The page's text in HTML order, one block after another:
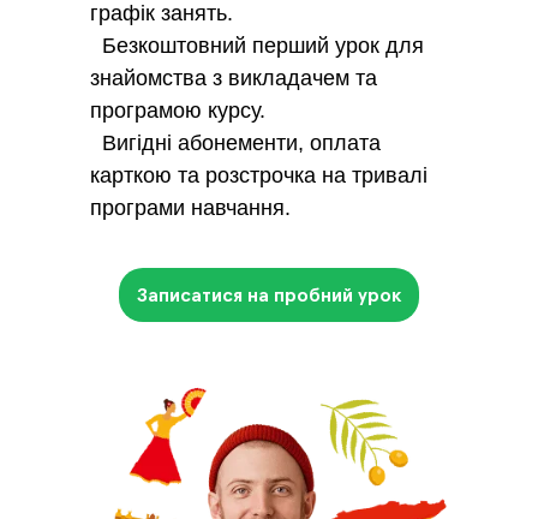
Записатися на пробний урок
графік занять.
Безкоштовний перший урок для
знайомства з викладачем та
програмою курсу.
Вигідні абонементи, оплата
карткою та розстрочка на тривалі
програми навчання.